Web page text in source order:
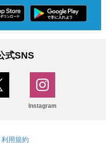
式SNS
Instagram
利用規約